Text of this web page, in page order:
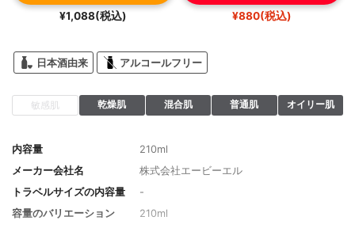
¥1,088(税込) ¥880(税込)
日本酒由来 アルコールフリー
敏感肌 乾燥肌 混合肌 普通肌 オイリー肌
内容量
210ml
メーカー会社名
株式会社エービーエル
トラベルサイズの内容量
-
容量のバリエーション
210ml